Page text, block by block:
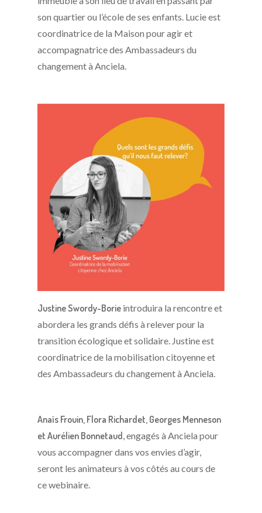
son quartier ou l’école de ses enfants. Lucie est
coordinatrice de la Maison pour agir et
accompagnatrice des Ambassadeurs du
changement à Anciela.
Justine Swordy-Borie introduira la rencontre et
abordera les grands défis à relever pour la
transition écologique et solidaire. Justine est
coordinatrice de la mobilisation citoyenne et
des Ambassadeurs du changement à Anciela.
Anaïs Frouin, Flora Richardet, Georges Menneson
et Aurélien Bonnetaud, engagés à Anciela pour
vous accompagner dans vos envies d’agir,
seront les animateurs à vos côtés au cours de
ce webinaire.